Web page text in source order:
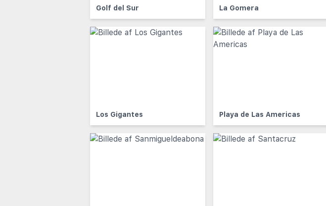
Golf del Sur La Gomera
Los Gigantes Playa de Las Americas